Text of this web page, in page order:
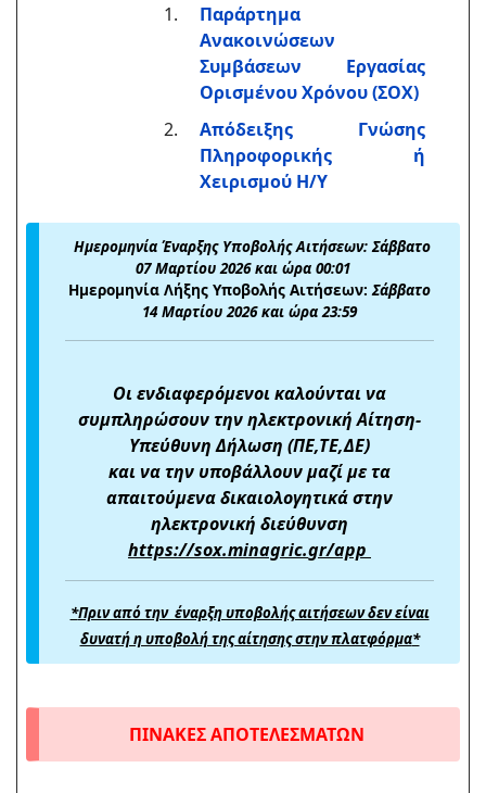
Παράρτημα
Ανακοινώσεων
Συμβάσεων Εργασίας
Ορισμένου Χρόνου (ΣΟΧ)
Απόδειξης Γνώσης
Πληροφορικής ή
Χειρισμού Η/Υ
Ημερομηνία Έναρξης Υποβολής Αιτήσεων: Σάββατο
07 Μαρτίου 2026 και ώρα 00:01
Ημερομηνία Λήξης Υποβολής Αιτήσεων:Σάββατο
14 Μαρτίου 2026 και ώρα 23:59
Οι ενδιαφερόμενοι καλούνται να
συμπληρώσουν την ηλεκτρονική Αίτηση-
Υπεύθυνη Δήλωση (ΠΕ,ΤΕ,ΔΕ)
και να την υποβάλλουν μαζί με τα
απαιτούμενα δικαιολογητικά στην
ηλεκτρονική διεύθυνση
https://sox.minagric.gr/app
*Πριν από την έναρξη υποβολής αιτήσεων δεν είναι
δυνατή η υποβολή της αίτησης στην πλατφόρμα*
ΠΙΝΑΚΕΣ ΑΠΟΤΕΛΕΣΜΑΤΩΝ